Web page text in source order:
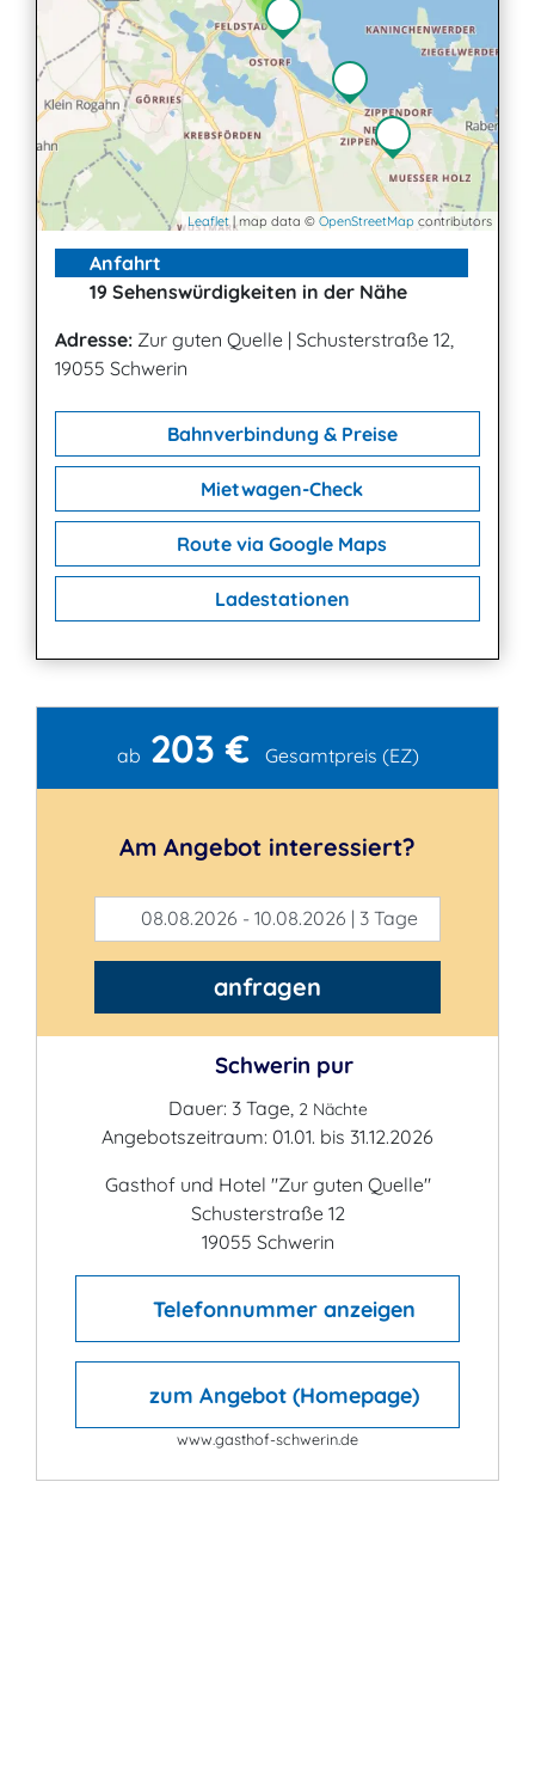
Leaflet| map data © OpenStreetMap contributors
Anfahrt
19 Sehenswürdigkeiten in der Nähe
Adresse: Zur guten Quelle | Schusterstraße 12,
19055 Schwerin
Bahnverbindung & Preise
Mietwagen-Check
Route via Google Maps
Ladestationen
Kontakt
ab 203 € Gesamtpreis (EZ)
Am Angebot interessiert?
08.08.2026 - 10.08.2026 | 3 Tage
anfragen
Schwerin pur
Dauer: 3 Tage, 2 Nächte
Angebotszeitraum: 01.01. bis 31.12.2026
Gasthof und Hotel "Zur guten Quelle"
Schusterstraße 12
19055 Schwerin
Telefonnummer anzeigen
zum Angebot (Homepage)
www.gasthof-schwerin.de